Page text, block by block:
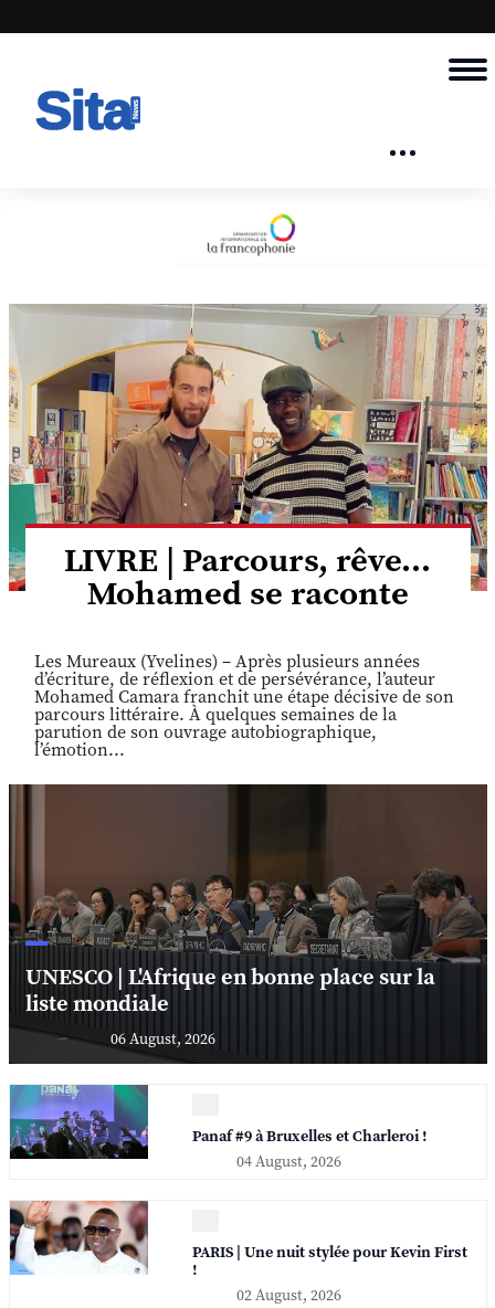
LIVRE | Parcours, rêve...
Mohamed se raconte
Les Mureaux (Yvelines) – Après plusieurs années
d’écriture, de réflexion et de persévérance, l’auteur
Mohamed Camara franchit une étape décisive de son
parcours littéraire. À quelques semaines de la
parution de son ouvrage autobiographique,
l’émotion...
UNESCO | L'Afrique en bonne place sur la
liste mondiale
06 August, 2026
Panaf #9 à Bruxelles et Charleroi !
04 August, 2026
PARIS | Une nuit stylée pour Kevin First
!
02 August, 2026